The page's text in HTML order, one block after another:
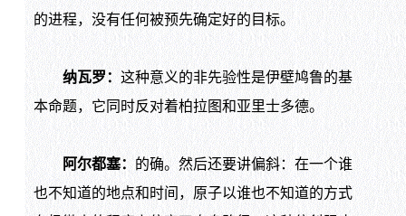
的进程，没有任何被预先确定好的目标。
纳瓦罗： 这种意义的非先验性是伊壁鸠鲁的基
本命题，它同时反对着柏拉图和亚里士多德。
阿尔都塞： 的确。然后还要讲偏斜：在一个谁
也不知道的地点和时间，原子以谁也不知道的方式